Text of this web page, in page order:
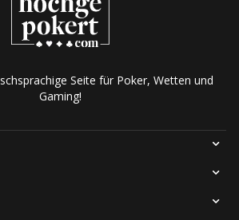
Seite für Poker, Wetten und
Gaming!